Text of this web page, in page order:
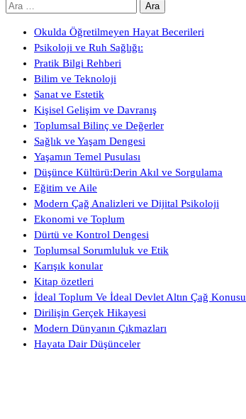
Arama:
Okulda Öğretilmeyen Hayat Becerileri
Psikoloji ve Ruh Sağlığı:
Pratik Bilgi Rehberi
Bilim ve Teknoloji
Sanat ve Estetik
Kişisel Gelişim ve Davranış
Toplumsal Bilinç ve Değerler
Sağlık ve Yaşam Dengesi
Yaşamın Temel Pusulası
Düşünce Kültürü:Derin Akıl ve Sorgulama
Eğitim ve Aile
Modern Çağ Analizleri ve Dijital Psikoloji
Ekonomi ve Toplum
Dürtü ve Kontrol Dengesi
Toplumsal Sorumluluk ve Etik
Karışık konular
Kitap özetleri
İdeal Toplum Ve İdeal Devlet Altın Çağ Konusu
Dirilişin Gerçek Hikayesi
Modern Dünyanın Çıkmazları
Hayata Dair Düşünceler